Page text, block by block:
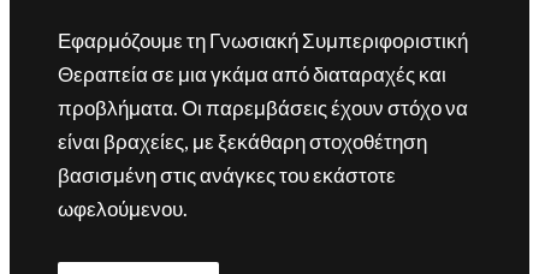
Εφαρμόζουμε τη Γνωσιακή Συμπεριφοριστική
Θεραπεία σε μια γκάμα από διαταραχές και
προβλήματα. Οι παρεμβάσεις έχουν στόχο να
είναι βραχείες, με ξεκάθαρη στοχοθέτηση
βασισμένη στις ανάγκες του εκάστοτε
ωφελούμενου.